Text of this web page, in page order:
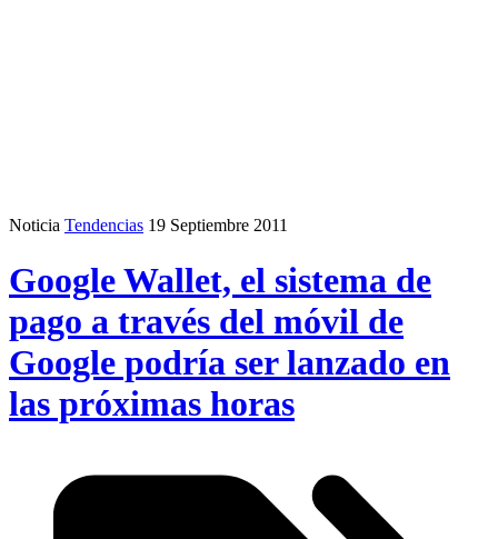
Noticia Tendencias 19 Septiembre 2011
Google Wallet, el sistema de
pago a través del móvil de
Google podría ser lanzado en
las próximas horas